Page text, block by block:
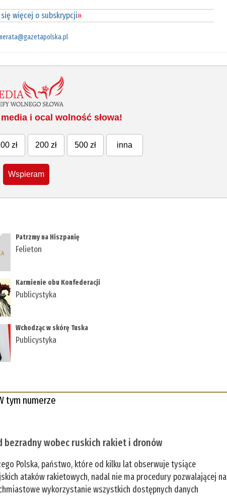
więcej o subskrypcji»
i ocal wolność słowa!
zł 200 zł 500 zł inna
Wspieram
Patrzmy na Hiszpanię
Felieton
Karmienie obu Konfederacji
Publicystyka
Wchodząc w skórę Tuska
Publicystyka
tym numerze
bezradny wobec ruskich rakiet i dronów
Polska, państwo, które od kilku lat obserwuje tysiące
ataków rakietowych, nadal nie ma procedury pozwalającej na
wykorzystanie wszystkich dostępnych danych